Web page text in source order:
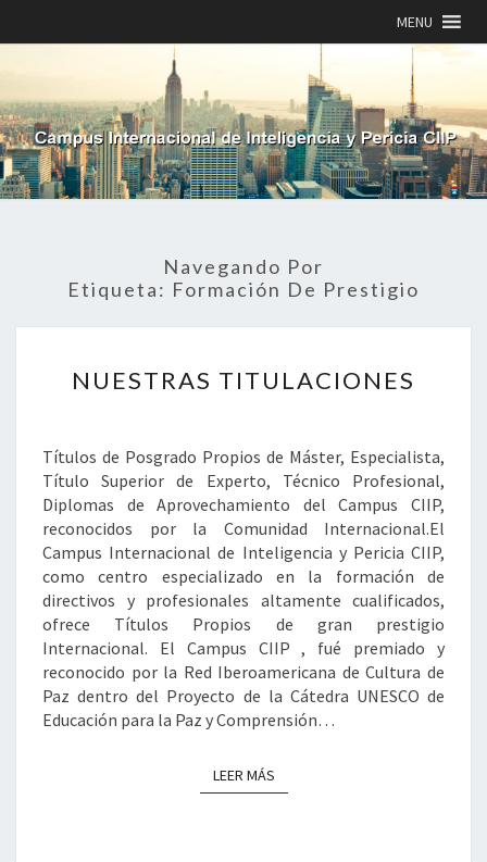
MENU
Navegando Por
Etiqueta: Formación De Prestigio
TITULACIONES
NUESTRAS TITULACIONES
Títulos de Posgrado Propios de Máster, Especialista,
Título Superior de Experto, Técnico Profesional,
Diplomas de Aprovechamiento del Campus CIIP,
reconocidos por la Comunidad Internacional.El
Campus Internacional de Inteligencia y Pericia CIIP,
como centro especializado en la formación de
directivos y profesionales altamente cualificados,
ofrece Títulos Propios de gran prestigio
Internacional. El Campus CIIP , fué premiado y
reconocido por la Red Iberoamericana de Cultura de
Paz dentro del Proyecto de la Cátedra UNESCO de
Educación para la Paz y Comprensión…
LEER MÁSLEER MÁS